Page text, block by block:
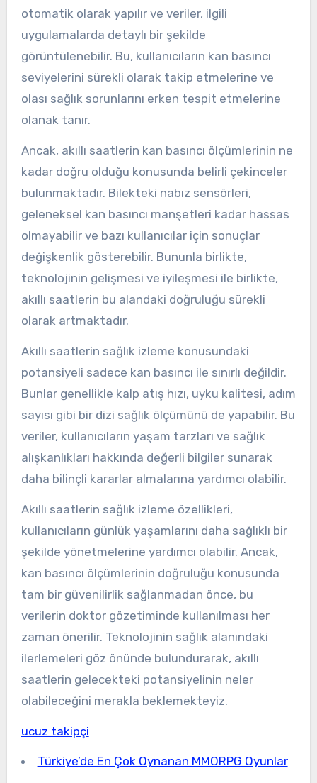
otomatik olarak yapılır ve veriler, ilgili
uygulamalarda detaylı bir şekilde
görüntülenebilir. Bu, kullanıcıların kan basıncı
seviyelerini sürekli olarak takip etmelerine ve
olası sağlık sorunlarını erken tespit etmelerine
olanak tanır.
Ancak, akıllı saatlerin kan basıncı ölçümlerinin ne
kadar doğru olduğu konusunda belirli çekinceler
bulunmaktadır. Bilekteki nabız sensörleri,
geleneksel kan basıncı manşetleri kadar hassas
olmayabilir ve bazı kullanıcılar için sonuçlar
değişkenlik gösterebilir. Bununla birlikte,
teknolojinin gelişmesi ve iyileşmesi ile birlikte,
akıllı saatlerin bu alandaki doğruluğu sürekli
olarak artmaktadır.
Akıllı saatlerin sağlık izleme konusundaki
potansiyeli sadece kan basıncı ile sınırlı değildir.
Bunlar genellikle kalp atış hızı, uyku kalitesi, adım
sayısı gibi bir dizi sağlık ölçümünü de yapabilir. Bu
veriler, kullanıcıların yaşam tarzları ve sağlık
alışkanlıkları hakkında değerli bilgiler sunarak
daha bilinçli kararlar almalarına yardımcı olabilir.
Akıllı saatlerin sağlık izleme özellikleri,
kullanıcıların günlük yaşamlarını daha sağlıklı bir
şekilde yönetmelerine yardımcı olabilir. Ancak,
kan basıncı ölçümlerinin doğruluğu konusunda
tam bir güvenilirlik sağlanmadan önce, bu
verilerin doktor gözetiminde kullanılması her
zaman önerilir. Teknolojinin sağlık alanındaki
ilerlemeleri göz önünde bulundurarak, akıllı
saatlerin gelecekteki potansiyelinin neler
olabileceğini merakla beklemekteyiz.
ucuz takipçi
Türkiye’de En Çok Oynanan MMORPG Oyunlar